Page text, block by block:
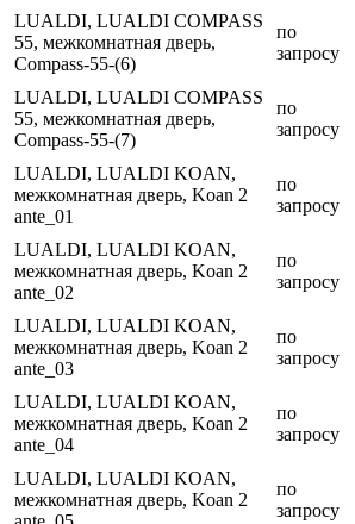
LUALDI, LUALDI COMPASS
55, межкомнатная дверь,
Compass-55-(6)
по
запросу
LUALDI, LUALDI COMPASS
55, межкомнатная дверь,
Compass-55-(7)
по
запросу
LUALDI, LUALDI KOAN,
межкомнатная дверь, Koan 2
ante_01
по
запросу
LUALDI, LUALDI KOAN,
межкомнатная дверь, Koan 2
ante_02
по
запросу
LUALDI, LUALDI KOAN,
межкомнатная дверь, Koan 2
ante_03
по
запросу
LUALDI, LUALDI KOAN,
межкомнатная дверь, Koan 2
ante_04
по
запросу
LUALDI, LUALDI KOAN,
межкомнатная дверь, Koan 2
по
запросу